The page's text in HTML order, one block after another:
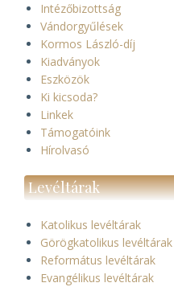
Intézőbizottság
Vándorgyűlések
Kormos László-díj
Kiadványok
Eszközök
Ki kicsoda?
Linkek
Támogatóink
Hírolvasó
Levéltárak
Katolikus levéltárak
Görögkatolikus levéltárak
Református levéltárak
Evangélikus levéltárak